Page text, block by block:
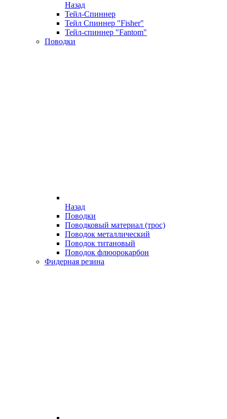
Назад
Тейл-Спиннер
Тейл Спиннер "Fisher"
Тейл-спиннер "Fantom"
Поводки
Назад
Поводки
Поводковый материал (трос)
Поводок металлический
Поводок титановый
Поводок флюорокарбон
Фидерная резина